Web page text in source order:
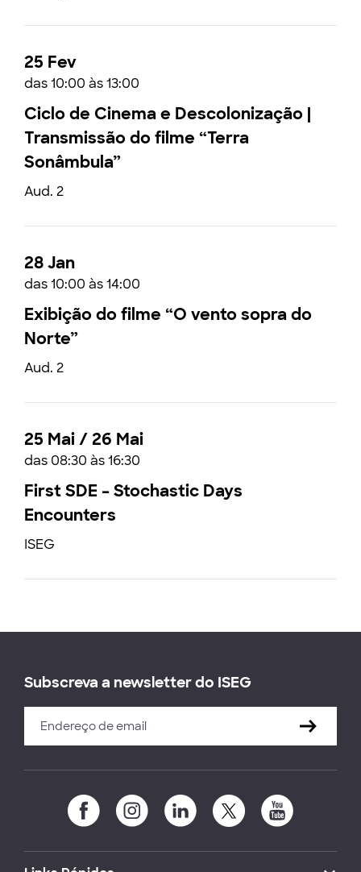
25 Fev
das 10:00 às 13:00
Ciclo de Cinema e Descolonização |
Transmissão do filme “Terra
Sonâmbula”
Aud. 2
28 Jan
das 10:00 às 14:00
Exibição do filme “O vento sopra do
Norte”
Aud. 2
25 Mai / 26 Mai
das 08:30 às 16:30
First SDE – Stochastic Days
Encounters
ISEG
Subscreva a newsletter do ISEG